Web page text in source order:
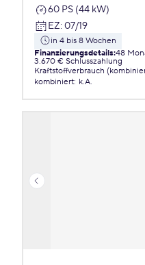
60 PS (44 kW)
EZ: 07/19
in 4 bis 8 Wochen
Finanzierungsdetails:48
3.670 € Schlusszahlung
Kraftstoffverbrauch
kombiniert: k.A.